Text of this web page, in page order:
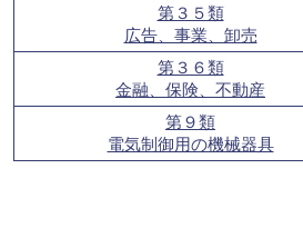
第３５類
広告、事業、卸売
第３６類
金融、保険、不動産
第９類
電気制御用の機械器具